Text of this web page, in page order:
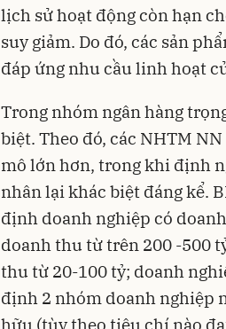
lịch sử hoạt động còn hạn
suy giảm. Do đó, các sản
đáp ứng nhu cầu linh hoạt
Trong nhóm ngân hàng
biệt. Theo đó, các NHTM
mô lớn hơn, trong khi định
nhân lại khác biệt đáng kể.
định doanh nghiệp có
doanh thu từ trên 200 -500
thu từ 20-100 tỷ; doanh
định 2 nhóm doanh nghiệp
hữu (tùy theo tiêu chí nào